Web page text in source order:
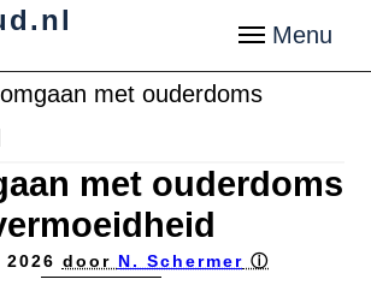
met ouderdoms
met ouderdoms
door N. Schermer ⓘ